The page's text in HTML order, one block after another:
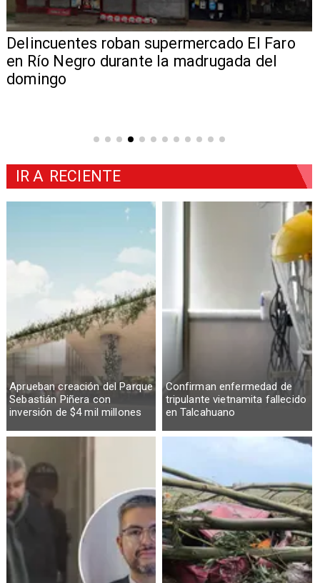
Delincuentes roban supermercado El Faro
en Río Negro durante la madrugada del
domingo
Aprueban creación del Parque
Sebastián Piñera con
inversión de $4 mil millones
Confirman enfermedad de
tripulante vietnamita fallecido
en Talcahuano
IR A RECIENTE